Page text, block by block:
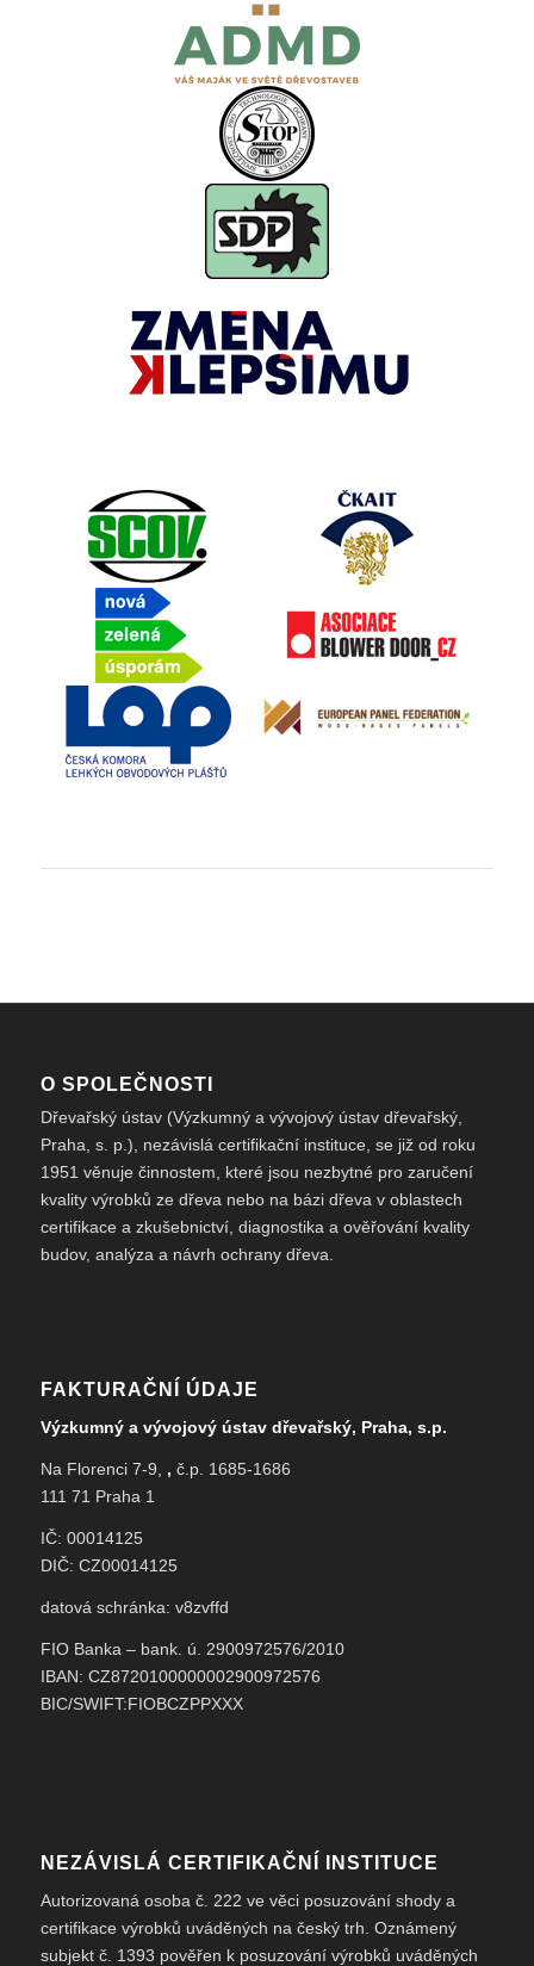
O SPOLEČNOSTI
Dřevařský ústav (Výzkumný a vývojový ústav dřevařský,
Praha, s. p.), nezávislá certifikační instituce, se již od roku
1951 věnuje činnostem, které jsou nezbytné pro zaručení
kvality výrobků ze dřeva nebo na bázi dřeva v oblastech
certifikace a zkušebnictví, diagnostika a ověřování kvality
budov, analýza a návrh ochrany dřeva.
FAKTURAČNÍ ÚDAJE
Výzkumný a vývojový ústav dřevařský, Praha, s.p.
Na Florenci 7-9, , č.p. 1685-1686
111 71 Praha 1
IČ: 00014125
DIČ: CZ00014125
datová schránka: v8zvffd
FIO Banka – bank. ú. 2900972576/2010
IBAN: CZ8720100000002900972576
BIC/SWIFT:FIOBCZPPXXX
NEZÁVISLÁ CERTIFIKAČNÍ INSTITUCE
Autorizovaná osoba č. 222 ve věci posuzování shody a
certifikace výrobků uváděných na český trh. Oznámený
subjekt č. 1393 pověřen k posuzování výrobků uváděných